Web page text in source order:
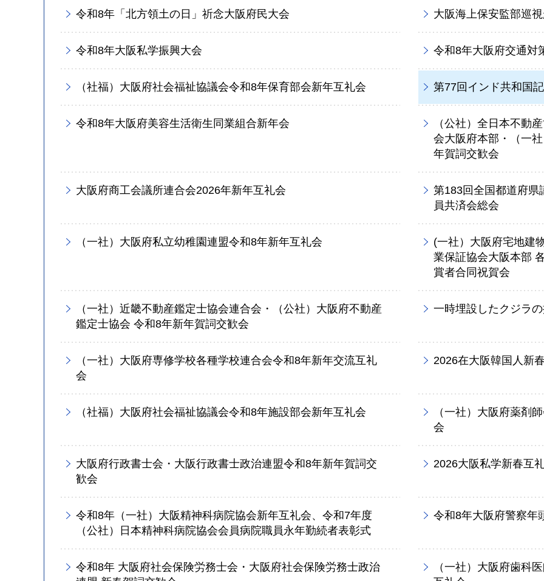
令和8年「北方領土の日」祈念大阪府民大会 大阪海上保安監部巡
令和8年大阪私学振興大会 令和8年大阪府交通対
（社福）大阪府社会福祉協議会令和8年保育部会新年互礼会 第77回インド共和国
令和8年大阪府美容生活衛生同業組合新年会
（公社）全日本不動
会大阪府本部・（一
年賀詞交歓会
大阪府商工会議所連合会2026年新年互礼会
第183回全国都道府県
員共済会総会
（一社）大阪府私立幼稚園連盟令和8年新年互礼会
(一社）大阪府宅地建
業保証協会大阪本部
賞者合同祝賀会
（一社）近畿不動産鑑定士協会連合会・（公社）大阪府不動産
鑑定士協会 令和8年新年賀詞交歓会
一時埋設したクジラ
（一社）大阪府専修学校各種学校連合会令和8年新年交流互礼
会
2026在大阪韓国人新
（社福）大阪府社会福祉協議会令和8年施設部会新年互礼会
（一社）大阪府薬剤
会
大阪府行政書士会・大阪行政書士政治連盟令和8年新年賀詞交
歓会
2026大阪私学新春互
令和8年（一社）大阪精神科病院協会新年互礼会、令和7年度
（公社）日本精神科病院協会会員病院職員永年勤続者表彰式
令和8年大阪府警察年
令和8年 大阪府社会保険労務士会・大阪府社会保険労務士政治
（一社）大阪府歯科